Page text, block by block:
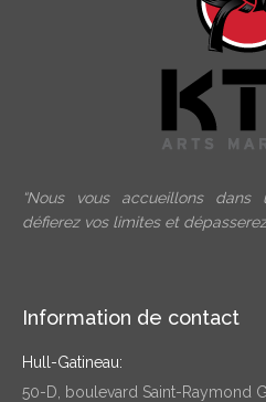
“Nous vous accueillons
défierez vos limites et
Information de contact
Hull-Gatineau:
50-D, boulevard Saint-Raymond